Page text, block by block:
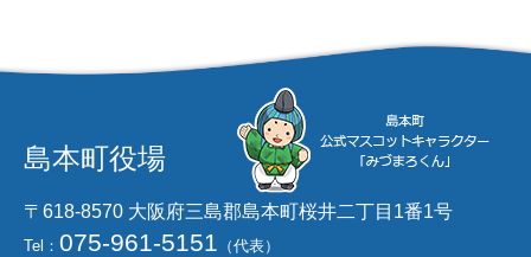
島本町役場
〒618-8570 大阪府三島郡島本町桜井二丁目1番1号
Tel： 075-961-5151 （代表）